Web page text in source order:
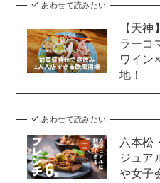
あわせて読みたい
【天
ラーコ
ワイン
地！
あわせて読みたい
六本松
ジュア
や女子